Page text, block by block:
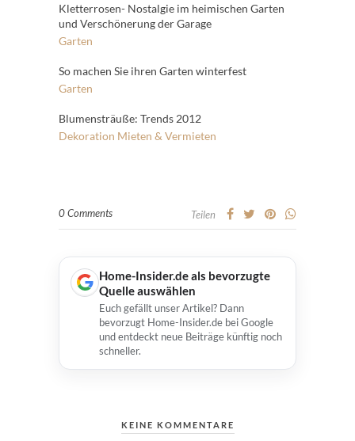
Kletterrosen- Nostalgie im heimischen Garten
und Verschönerung der Garage
Garten
So machen Sie ihren Garten winterfest
Garten
Blumensträuße: Trends 2012
Dekoration Mieten & Vermieten
0 Comments Teilen
Home-Insider.de als bevorzugte
Quelle auswählen
Euch gefällt unser Artikel? Dann
bevorzugt Home-Insider.de bei Google
und entdeckt neue Beiträge künftig noch
schneller.
KEINE KOMMENTARE